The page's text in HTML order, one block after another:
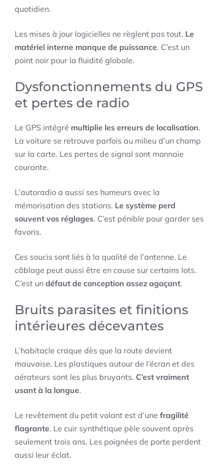
quotidien.
Les mises à jour logicielles ne règlent pas tout. Le
matériel interne manque de puissance. C’est un
point noir pour la fluidité globale.
Dysfonctionnements du GPS
et pertes de radio
Le GPS intégré multiplie les erreurs de localisation.
La voiture se retrouve parfois au milieu d’un champ
sur la carte. Les pertes de signal sont monnaie
courante.
L’autoradio a aussi ses humeurs avec la
mémorisation des stations. Le système perd
souvent vos réglages. C’est pénible pour garder ses
favoris.
Ces soucis sont liés à la qualité de l’antenne. Le
câblage peut aussi être en cause sur certains lots.
C’est un défaut de conception assez agaçant.
Bruits parasites et finitions
intérieures décevantes
L’habitacle craque dès que la route devient
mauvaise. Les plastiques autour de l’écran et des
aérateurs sont les plus bruyants. C’est vraiment
usant à la longue.
Le revêtement du petit volant est d’une fragilité
flagrante. Le cuir synthétique pèle souvent après
seulement trois ans. Les poignées de porte perdent
aussi leur éclat.